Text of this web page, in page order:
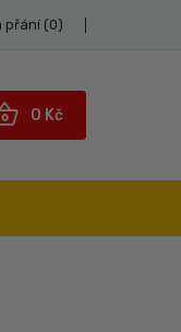
přání 0
0 Kč